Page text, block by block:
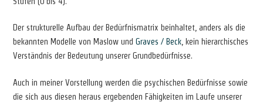
Der strukturelle Aufbau der Bedürfnismatrix beinhaltet, anders als die
bekannten Modelle von Maslow und Graves / Beck, kein hierarchisches
Verständnis der Bedeutung unserer Grundbedürfnisse.
Auch in meiner Vorstellung werden die psychischen Bedürfnisse sowie
die sich aus diesen heraus ergebenden Fähigkeiten im Laufe unserer